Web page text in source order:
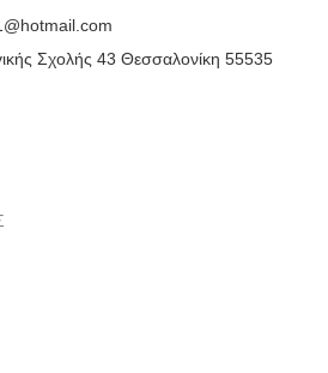
Σχολής 43 Θεσσαλονίκη 55535